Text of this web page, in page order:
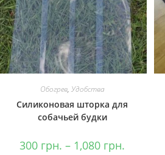
Обогрев, Удобства
Силиконовая шторка для
собачьей будки
300 грн. – 1,080 грн.